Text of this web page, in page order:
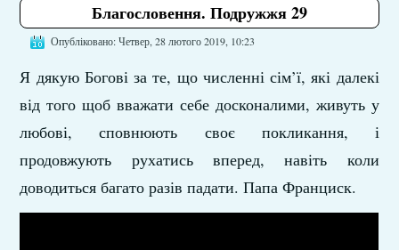
Благословення. Подружжя 29
Опубліковано: Четвер, 28 лютого 2019, 10:23
Я дякую Богові за те, що численні сім’ї, які далекі
від того щоб вважати себе досконалими, живуть у
любові, сповнюють своє покликання, і
продовжують рухатись вперед, навіть коли
доводиться багато разів падати. Папа Франциск.